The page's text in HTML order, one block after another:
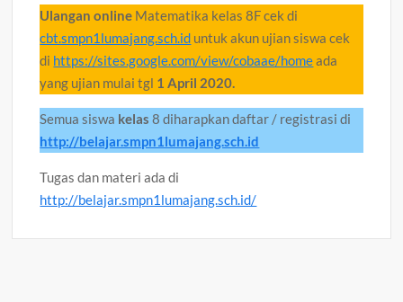
Ulangan online Matematika kelas 8F cek di
cbt.smpn1lumajang.sch.id untuk akun ujian siswa cek
di https://sites.google.com/view/cobaae/homeada
yang ujian mulai tgl 1 April 2020.
Semua siswa kelas8 diharapkan daftar / registrasi di
http://belajar.smpn1lumajang.sch.id
Tugas dan materi ada di
http://belajar.smpn1lumajang.sch.id/